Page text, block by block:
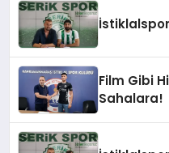
Film Gibi
Sahalara!